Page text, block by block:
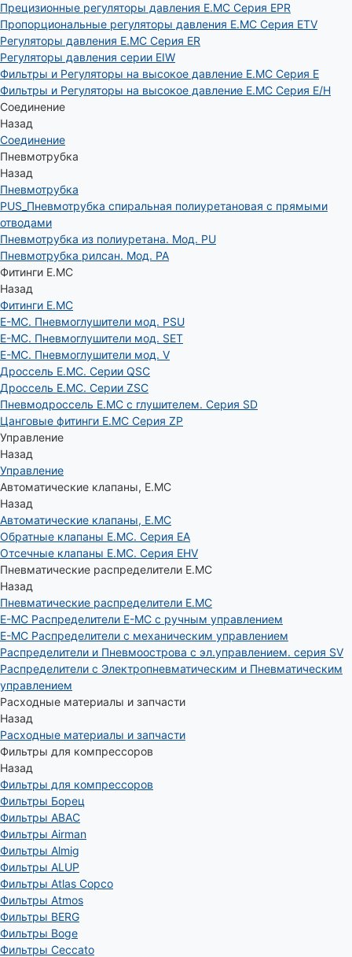
Прецизионные регуляторы давления E.MC Серия EPR
Пропорциональные регуляторы давления E.MC Серия ETV
Регуляторы давления E.MC Серия ER
Регуляторы давления серии EIW
Фильтры и Регуляторы на высокое давление E.MC Серия E
Фильтры и Регуляторы на высокое давление E.MC Серия E/H
Соединение
Назад
Соединение
Пневмотрубка
Назад
Пневмотрубка
PUS_Пневмотрубка спиральная полиуретановая с прямыми
отводами
Пневмотрубка из полиуретана. Мод. РU
Пневмотрубка рилсан. Мод. PA
Фитинги E.MC
Назад
Фитинги E.MC
E-MC. Пневмоглушители мод. PSU
E-MC. Пневмоглушители мод. SET
E-MC. Пневмоглушители мод. V
Дроссель E.MC. Серии QSC
Дроссель E.MC. Серии ZSC
Пневмодроссель E.MC с глушителем. Серия SD
Цанговые фитинги E.MC Серия ZP
Управление
Назад
Управление
Автоматические клапаны, Е.МС
Назад
Автоматические клапаны, Е.МС
Обратные клапаны E.MC. Серия EA
Отсечные клапаны E.MC. Серия EHV
Пневматические распределители E.MC
Назад
Пневматические распределители E.MC
E-MC Распределители E-MC с ручным управлением
E-MC Распределители с механическим управлением
Распределители и Пневмоострова с эл.управлением. серия SV
Распределители с Электропневматическим и Пневматическим
управлением
Расходные материалы и запчасти
Назад
Расходные материалы и запчасти
Фильтры для компрессоров
Назад
Фильтры для компрессоров
Фильтры Борец
Фильтры ABAC
Фильтры Airman
Фильтры Almig
Фильтры ALUP
Фильтры Atlas Copco
Фильтры Atmos
Фильтры BERG
Фильтры Boge
Фильтры Ceccato